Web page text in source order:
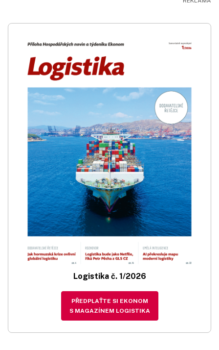
Logistika č. 1/2026
PŘEDPLAŤTE SI EKONOM
S MAGAZÍNEM LOGISTIKA